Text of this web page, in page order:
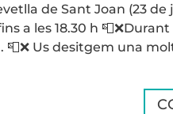
de Sant Joan (23
a les 18.30 h
Us desitgem una